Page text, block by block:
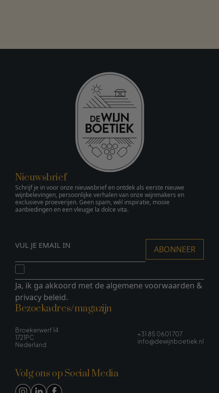
Nieuwsbrief
Schrijf je in voor onze nieuwsbrief en ontdek als eerste nieuwe
wijnbelevingen, persoonlijke verhalen van onze wijnmakers en
exclusieve proeverijen. Geen spam, wél inspiratie, mooie
aanbiedingen en een vleugje la dolce vita.
ABONNEER
Ja, ik ga akkoord met de algemene voorwaarden &
privacy beleid.
Bezoekadres/magazijn
Broekerwerf 14
1721PC
Nederland
+31 85 0601 707
info@dewijnboetiek.nl
Volg ons op Social Media